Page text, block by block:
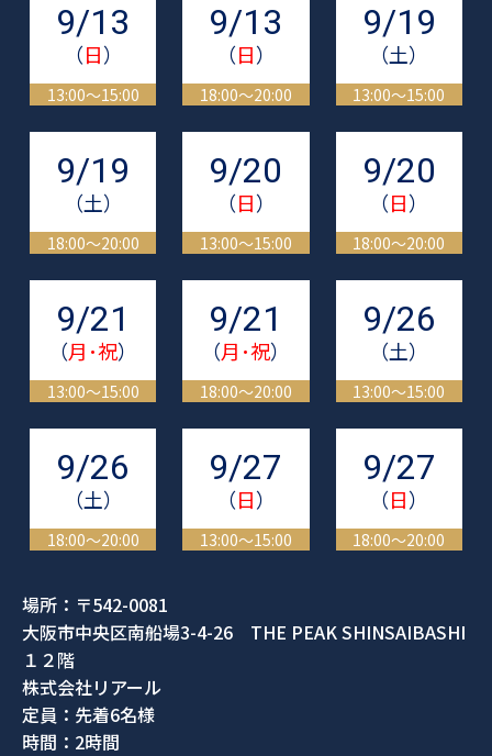
9/13
（日）
13:00～15:00
9/13
（日）
18:00～20:00
9/19
（土）
13:00～15:00
9/19
（土）
18:00～20:00
9/20
（日）
13:00～15:00
9/20
（日）
18:00～20:00
9/21
（月･祝）
13:00～15:00
9/21
（月･祝）
18:00～20:00
9/26
（土）
13:00～15:00
9/26
（土）
18:00～20:00
9/27
（日）
13:00～15:00
9/27
（日）
18:00～20:00
場所：〒542-0081
大阪市中央区南船場3-4-26 THE PEAK SHINSAIBASHI
１２階
株式会社リアール
定員：先着6名様
時間：2時間